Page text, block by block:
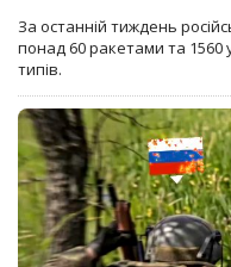
За останній тиждень
понад 60 ракетами та 1560
типів.